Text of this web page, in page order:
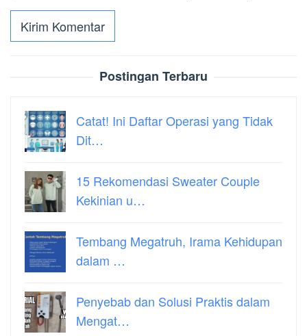
Postingan Terbaru
Catat! Ini Daftar Operasi yang Tidak
Dit…
15 Rekomendasi Sweater Couple
Kekinian u…
Tembang Megatruh, Irama Kehidupan
dalam …
Penyebab dan Solusi Praktis dalam
Mengat…